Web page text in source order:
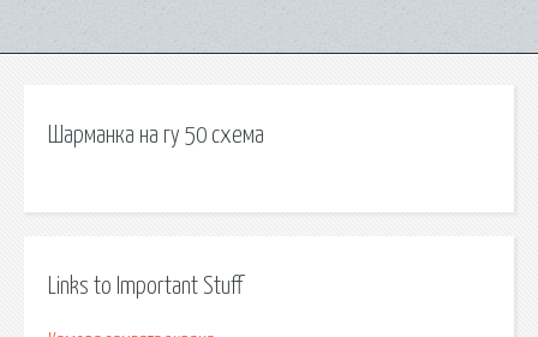
Шарманка на гу 50 схема
Links to Important Stuff